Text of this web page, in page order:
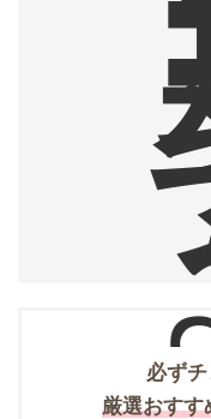
必ず
厳選おすす